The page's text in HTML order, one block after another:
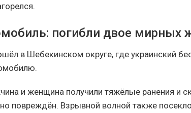
погибли двое мирных
в Шебекинском округе, где украинский
и женщина получили тяжёлые ранения и
повреждён. Взрывной волной также